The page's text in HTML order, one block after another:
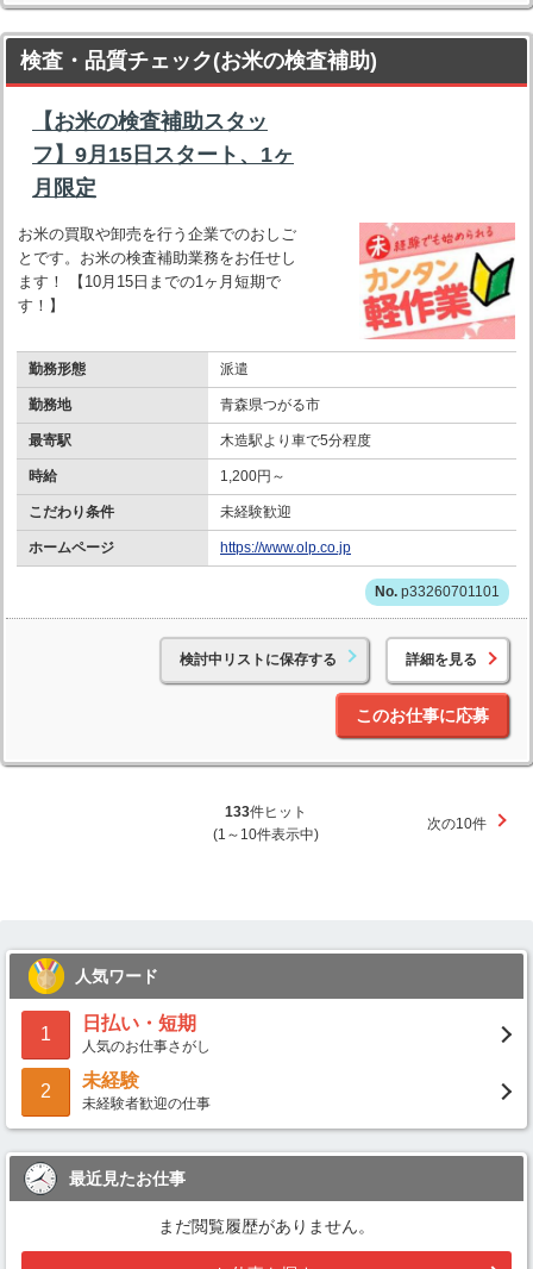
検査・品質チェック(お米の検査補助)
【お米の検査補助スタッ
フ】9月15日スタート、1ヶ
月限定
お米の買取や卸売を行う企業でのおしご
とです。お米の検査補助業務をお任せし
ます！ 【10月15日までの1ヶ月短期で
す！】
勤務形態 派遣
勤務地 青森県つがる市
最寄駅 木造駅より車で5分程度
時給 1,200円～
こだわり条件 未経験歓迎
ホームページ https://www.olp.co.jp
p33260701101
検討中リストに保存する 詳細を見る
このお仕事に応募
133件ヒット
(1～10件表示中)
次の10件
人気ワード
1
日払い・短期
人気のお仕事さがし
2
未経験
未経験者歓迎の仕事
最近見たお仕事
まだ閲覧履歴がありません。